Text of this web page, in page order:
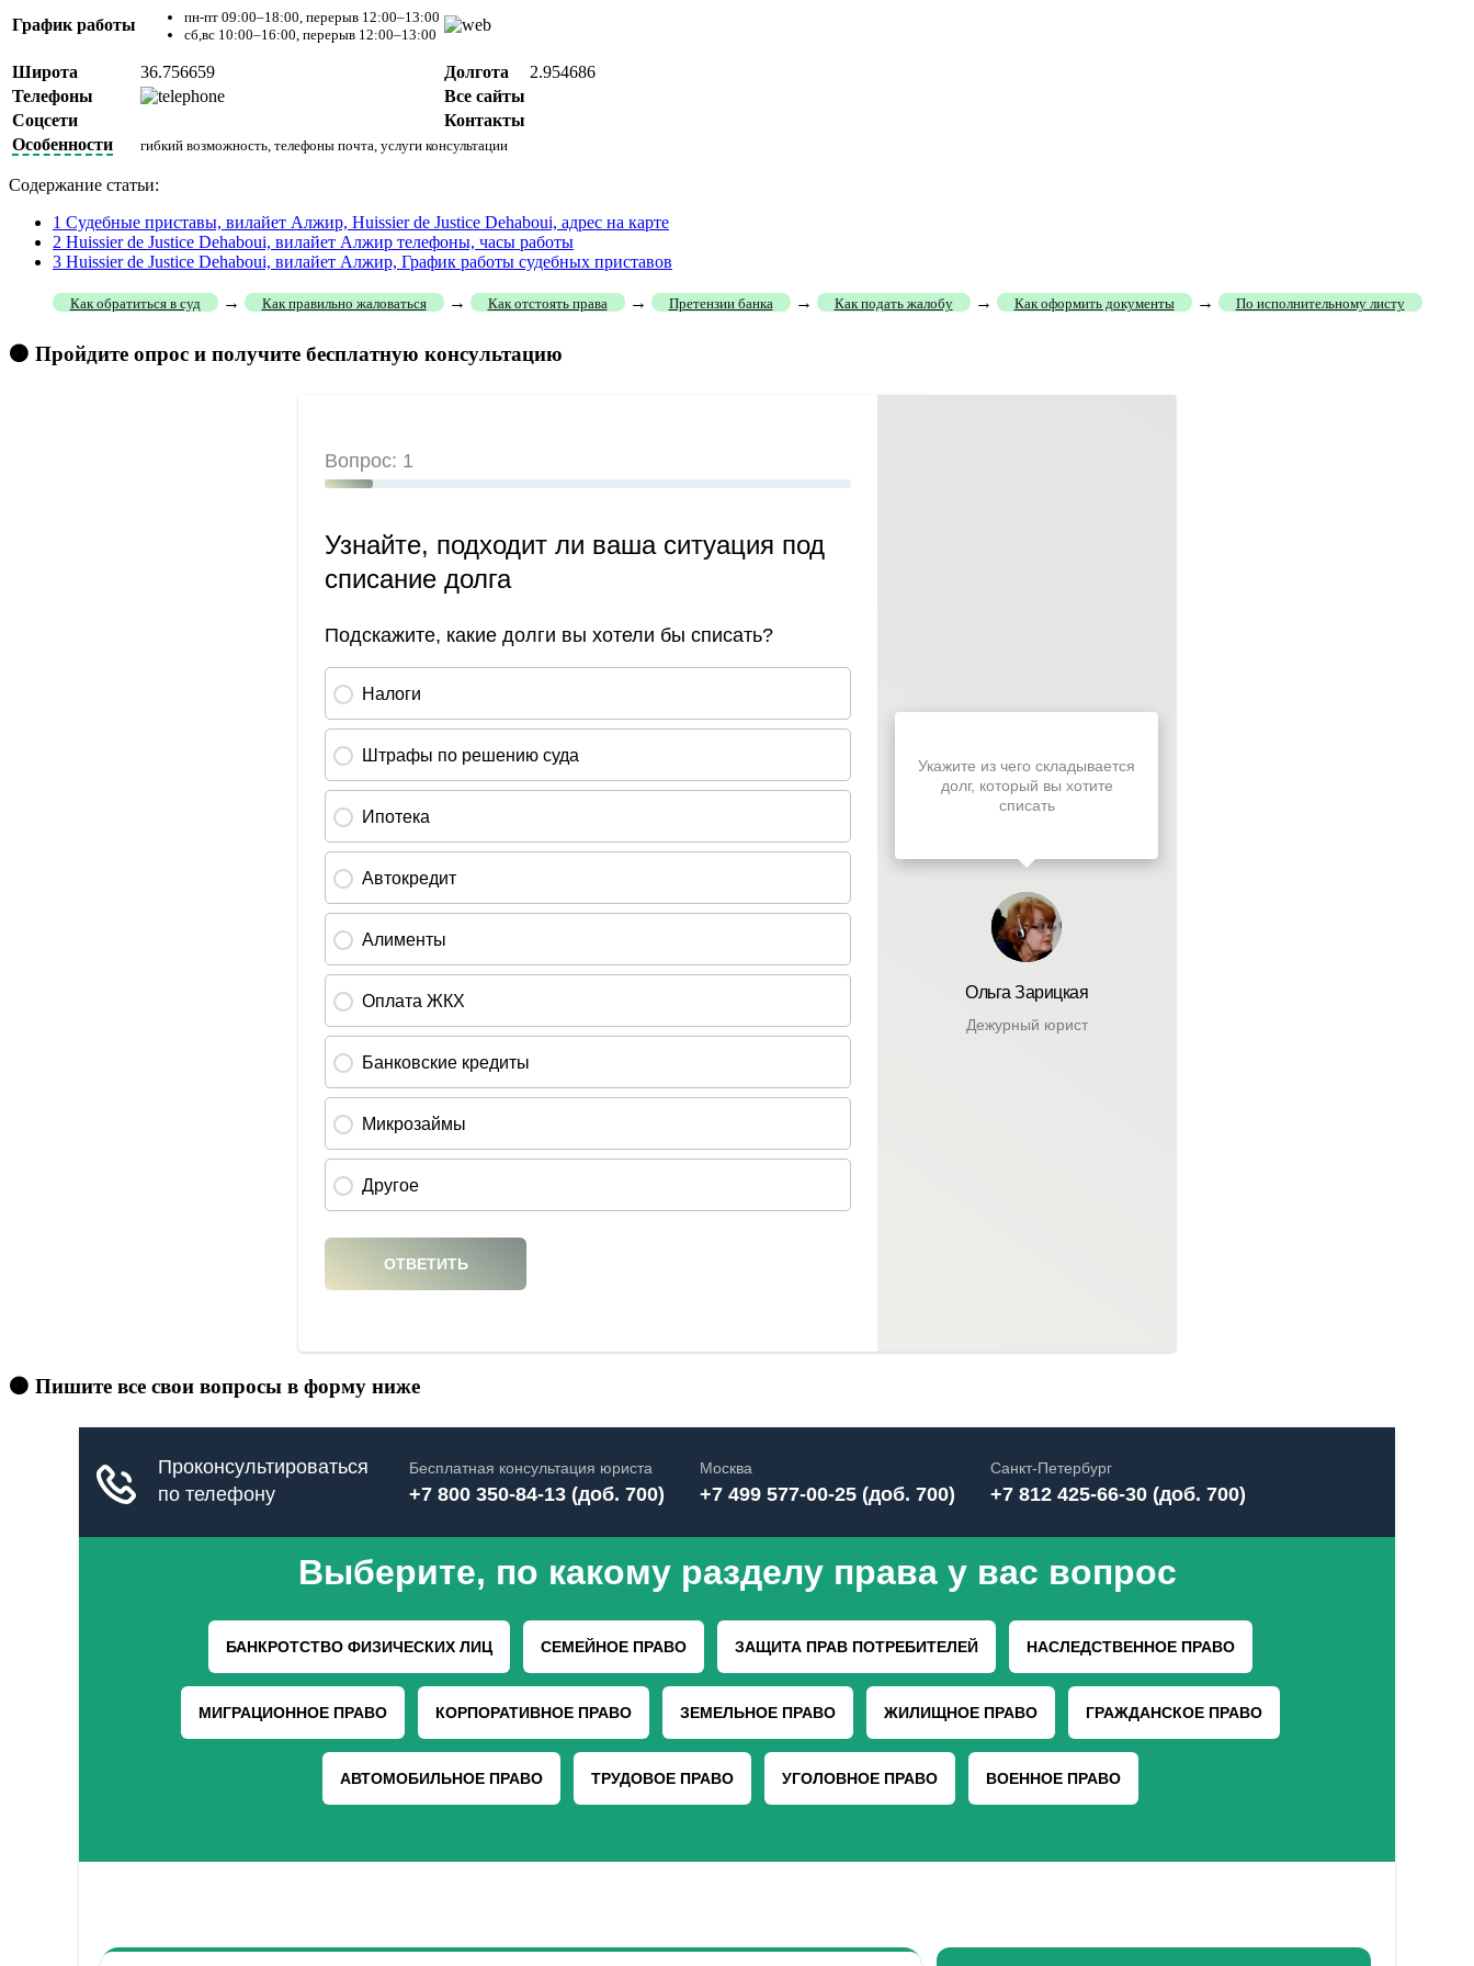
График работы
пн-пт 09:00–18:00, перерыв 12:00–13:00
сб,вс 10:00–16:00, перерыв 12:00–13:00
Широта 36.756659 Долгота
2.954686
Телефоны
Все сайты
Соцсети
Контакты
Особенности
гибкий возможность, телефоны почта, услуги консультации
Содержание статьи:
1 Судебные приставы, вилайет Алжир, Huissier de Justice Dehaboui, адрес на карте
2 Huissier de Justice Dehaboui, вилайет Алжир телефоны, часы работы
3 Huissier de Justice Dehaboui, вилайет Алжир, График работы судебных приставов
Как обратиться в суд → Как правильно жаловаться → Как отстоять права → Претензии банка → Как подать жалобу → Как оформить документы → По исполнительному листу
🟠 Пройдите опрос и получите бесплатную консультацию
🟠 Пишите все свои вопросы в форму ниже